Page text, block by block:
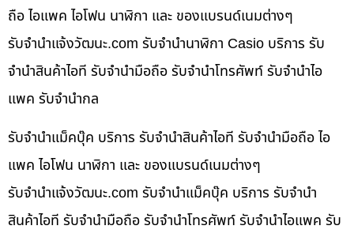
ถือ ไอแพค ไอโฟน นาฬิกา และ ของแบรนด์เนมต่างๆ
รับจํานําแจ้งวัฒนะ.com รับจำนำนาฬิกา Casio บริการ รับ
จำนำสินค้าไอที รับจำนำมือถือ รับจำนำโทรศัพท์ รับจำนำไอ
แพค รับจำนำกล
รับจำนำแม็คบุ๊ค บริการ รับจำนำสินค้าไอที รับจำนำมือถือ ไอ
แพค ไอโฟน นาฬิกา และ ของแบรนด์เนมต่างๆ
รับจํานําแจ้งวัฒนะ.com รับจำนำแม็คบุ๊ค บริการ รับจำนำ
สินค้าไอที รับจำนำมือถือ รับจำนำโทรศัพท์ รับจำนำไอแพค รับ